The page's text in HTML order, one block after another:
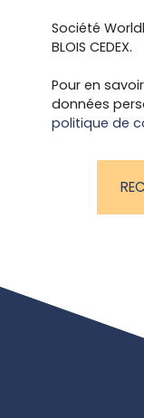
Société
BLOIS CEDEX.
Pour en
données
politique de